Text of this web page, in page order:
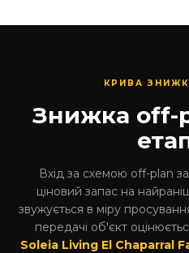
КРИВА
Знижка off-
Вхід за схемою off-plan
ціновий запас на
звужується в міру
передачі об'єкт
Soleia Living El Chaparral